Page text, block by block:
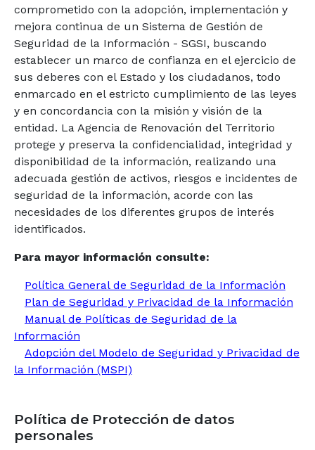
comprometido con la adopción, implementación y
mejora continua de un Sistema de Gestión de
Seguridad de la Información - SGSI, buscando
establecer un marco de confianza en el ejercicio de
sus deberes con el Estado y los ciudadanos, todo
enmarcado en el estricto cumplimiento de las leyes
y en concordancia con la misión y visión de la
entidad. La Agencia de Renovación del Territorio
protege y preserva la confidencialidad, integridad y
disponibilidad de la información, realizando una
adecuada gestión de activos, riesgos e incidentes de
seguridad de la información, acorde con las
necesidades de los diferentes grupos de interés
identificados.
Para mayor información consulte:
Política General de Seguridad de la Información
Plan de Seguridad y Privacidad de la Información
Manual de Políticas de Seguridad de la
Información
Adopción del Modelo de Seguridad y Privacidad de
la Información (MSPI)
Política de Protección de datos
personales